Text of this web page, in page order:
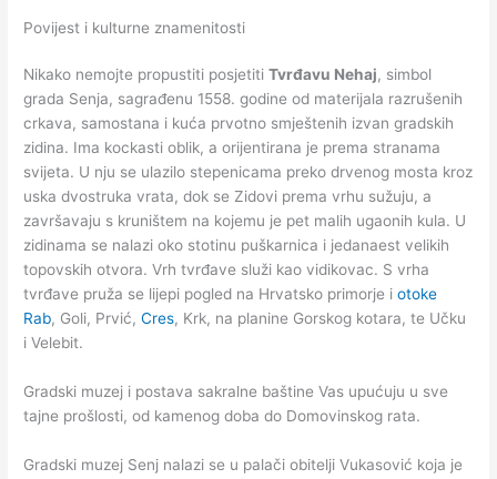
Povijest i kulturne znamenitosti
Nikako nemojte propustiti posjetitiTvrđavu Nehaj, simbol
grada Senja, sagrađenu 1558. godine od materijala razrušenih
crkava, samostana i kuća prvotno smještenih izvan gradskih
zidina. Ima kockasti oblik, a orijentirana je prema stranama
svijeta. U nju se ulazilo stepenicama preko drvenog mosta kroz
uska dvostruka vrata, dok se Zidovi prema vrhu sužuju, a
završavaju s kruništem na kojemu je pet malih ugaonih kula. U
zidinama se nalazi oko stotinu puškarnica i jedanaest velikih
topovskih otvora. Vrh tvrđave služi kao vidikovac. S vrha
tvrđave pruža se lijepi pogled na Hrvatsko primorje iotoke
Rab, Goli, Prvić,Cres, Krk, na planine Gorskog kotara, te Učku
i Velebit.
Gradski muzej i postava sakralne baštine Vas upućuju u sve
tajne prošlosti, od kamenog doba do Domovinskog rata.
Gradski muzej Senj nalazi se u palači obitelji Vukasović koja je